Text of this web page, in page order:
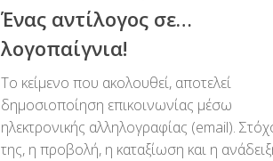
Ένας αντίλογος σε…
λογοπαίγνια!
Το κείμενο που ακολουθεί, αποτελεί
δημοσιοποίηση επικοινωνίας μέσω
ηλεκτρονικής αλληλογραφίας (email).
της, η προβολή, η καταξίωση και η